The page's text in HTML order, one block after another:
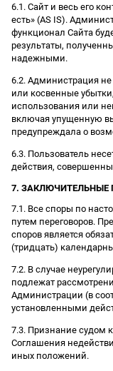
6.1. Сайт и весь его
есть» (AS IS).
функционал Сайта
результаты,
надежными.
6.2. Администрация
или косвенные
использования или
включая упущенную
предупреждала о
6.3. Пользователь
действия,
7. ЗАКЛЮЧИТЕЛЬНЫЕ
7.1. Все споры по
путем переговоров.
споров является
(тридцать)
7.2. В случае
подлежат
Администрации (в
установленными
7.3. Признание судом
Соглашения
иных положений.